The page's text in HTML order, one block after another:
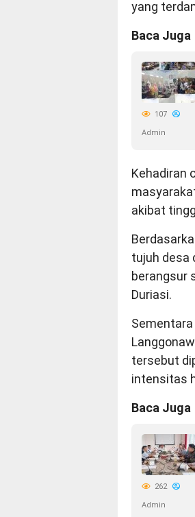
yang
Baca Juga
107
Admin
Kehadiran
akibat
tujuh desa
berangsur
Duriasi.
Sementara
tersebut
intensitas
Baca Juga
262
Admin